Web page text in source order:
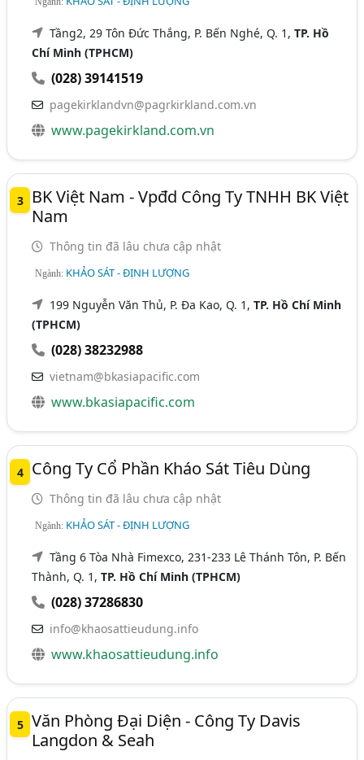
Tầng2, 29 Tôn Đức Thắng, P. Bến Nghé, Q. 1,TP. Hồ
Chí Minh (TPHCM)
(028) 39141519
pagekirklandvn@pagrkirkland.com.vn
www.pagekirkland.com.vn
3
BK Việt Nam - Vpđd Công Ty TNHH BK Việt
Nam
Thông tin đã lâu chưa cập nhật
Ngành: KHẢO SÁT - ĐỊNH LƯỢNG
199 Nguyễn Văn Thủ, P. Đa Kao, Q. 1,TP. Hồ Chí Minh
(TPHCM)
(028) 38232988
vietnam@bkasiapacific.com
www.bkasiapacific.com
4 Công Ty Cổ Phần Kháo Sát Tiêu Dùng
Thông tin đã lâu chưa cập nhật
Ngành: KHẢO SÁT - ĐỊNH LƯỢNG
Tầng 6 Tòa Nhà Fimexco, 231-233 Lê Thánh Tôn, P. Bến
Thành, Q. 1,TP. Hồ Chí Minh (TPHCM)
(028) 37286830
info@khaosattieudung.info
www.khaosattieudung.info
5 Văn Phòng Đại Diện - Công Ty Davis
Langdon & Seah